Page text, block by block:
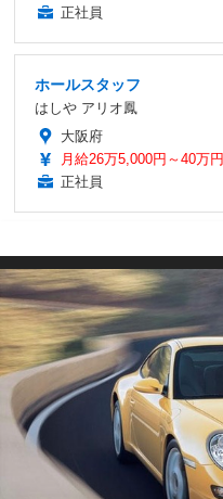
正社員
ホールスタッフ
はしや アリオ鳳
大阪府
月給26万5,000円～40万円
正社員